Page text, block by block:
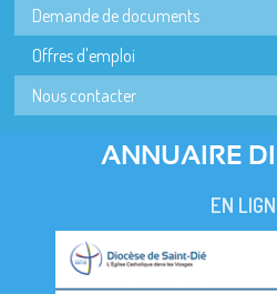
Demande de documents
Offres d'emploi
Nous contacter
ANNUAIRE
EN